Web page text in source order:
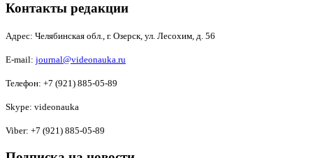
Контакты редакции
Адрес: Челябинская обл., г. Озерск, ул. Лесохим, д. 56
E-mail: journal@videonauka.ru
Телефон: +7 (921) 885-05-89
Skype: videonauka
Viber: +7 (921) 885-05-89